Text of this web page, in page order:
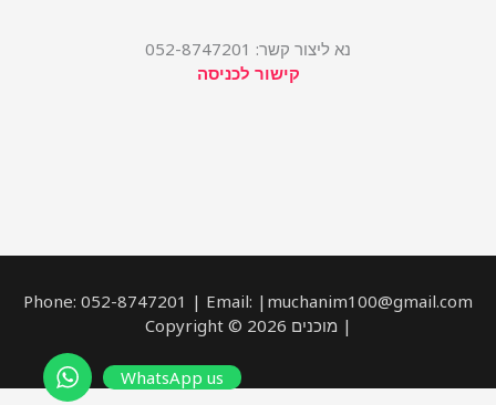
נא ליצור קשר: 052-8747201
קישור לכניסה
Phone: 052-8747201 | Email: |muchanim100@gmail.com
| מוכנים Copyright © 2026
WhatsApp us